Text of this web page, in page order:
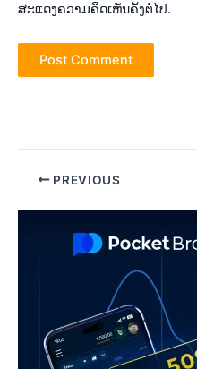
ສະແດງຄວາມຄິດເຫັນຄັ້ງຕໍ່ໄປ.
Post PREVIOUS